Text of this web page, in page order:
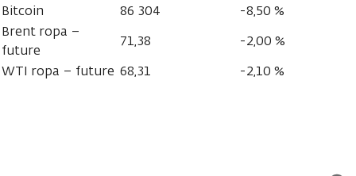
Bitcoin
86 304
-8,50 %
Brent ropa –
future
71,38
-2,00 %
WTI ropa – future 68,31 -2,10 %